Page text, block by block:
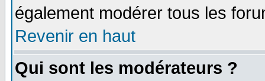
également modérer tous les
Revenir en haut
Qui sont les modérateurs ?